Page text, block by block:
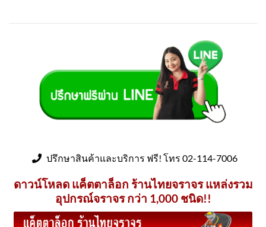
has
chosen
page
ปรึกษาสินค้าและบริการ ฟรี! โทร 02-114-7006
ดาวน์โหลด แค็ตตาล็อก ร้านไทยจราจร แหล่งรวม
อุปกรณ์จราจร กว่า 1,000 ชนิด!!